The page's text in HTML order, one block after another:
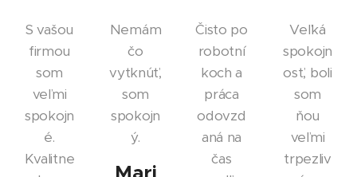
S vašou
firmou
som
veľmi
spokojn
é.
Kvalitne
Nemám
čo
vytknúť,
som
spokojn
ý.
Čisto po
robotní
koch a
práca
odovzd
aná na
čas
Veľká
spokojn
osť, boli
som
ňou
veľmi
trpezliv